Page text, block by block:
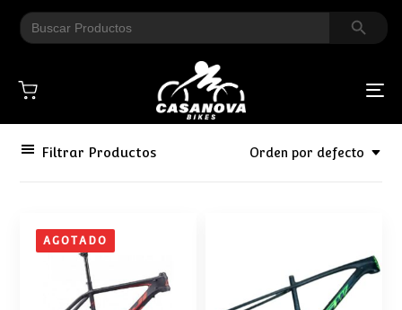
Search
for:
Search Button
Filtrar Productos Orden por defecto
AGOTADO